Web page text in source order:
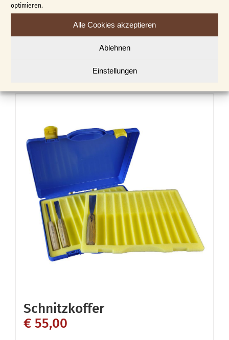
optimieren.
Alle Cookies akzeptieren
Ablehnen
Einstellungen
Rutschfeste Unterlage
€5,00
Schnitzkoffer
€ 55,00